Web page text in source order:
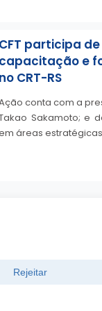
Rejeitar
CFT participa
capacitação e
no CRT-RS
conta com a
Sakamoto; e
áreas
-